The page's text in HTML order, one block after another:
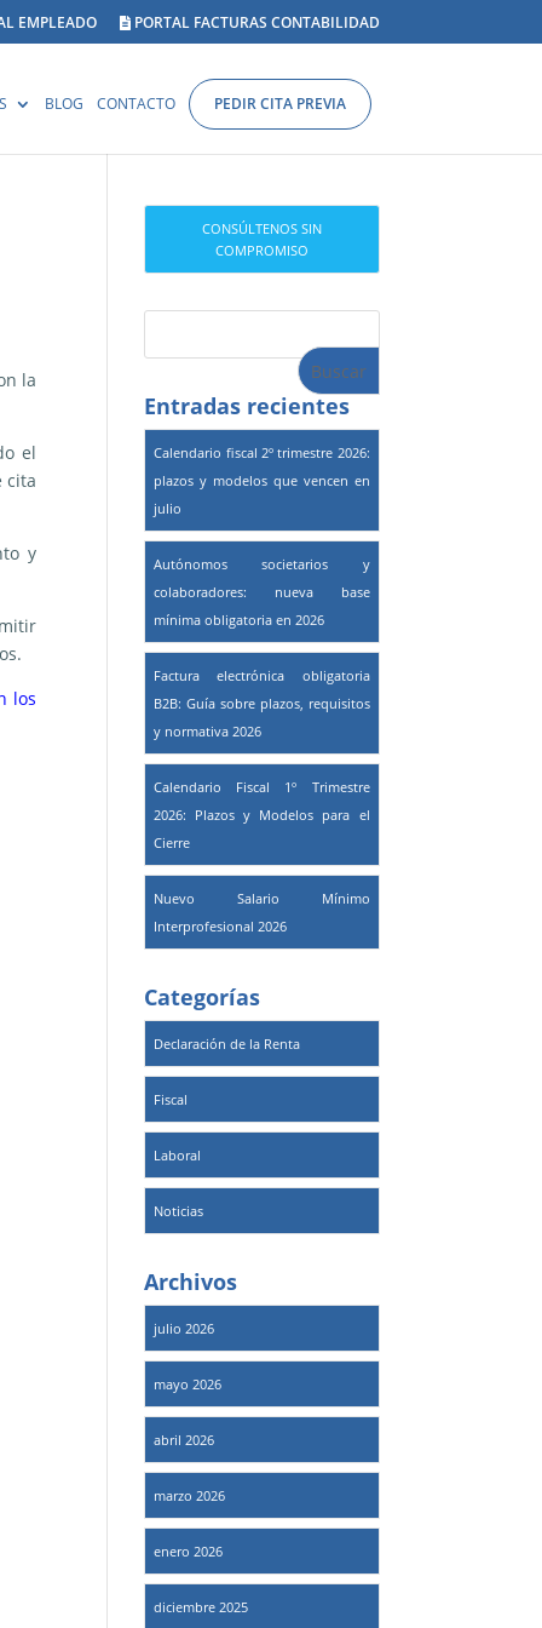
EMPLEADO PORTAL FACTURAS CONTABILIDAD
BLOG CONTACTO PEDIR CITA PREVIA
la
el
cita
y
los
CONSÚLTENOS SIN
COMPROMISO
Entradas recientes
Calendario fiscal 2º trimestre 2026:
plazos y modelos que vencen en
julio
Autónomos societarios y
colaboradores: nueva base
mínima obligatoria en 2026
Factura electrónica obligatoria
B2B: Guía sobre plazos, requisitos
y normativa 2026
Calendario Fiscal 1º Trimestre
2026: Plazos y Modelos para el
Cierre
Nuevo Salario Mínimo
Interprofesional 2026
Categorías
Declaración de la Renta
Fiscal
Laboral
Noticias
Archivos
julio 2026
mayo 2026
abril 2026
marzo 2026
enero 2026
diciembre 2025